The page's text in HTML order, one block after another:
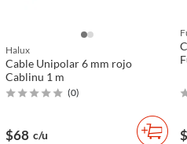
Halux
Cable Unipolar 6 mm rojo
Cablinu 1 m
(0)
$68 c/u